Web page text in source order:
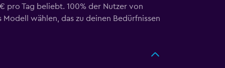
pro Tag beliebt. 100% der Nutzer von
wählen, das zu deinen Bedürfnissen